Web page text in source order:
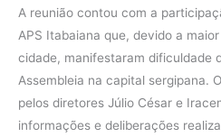
A reunião contou com a
APS Itabaiana que, devido a
cidade, manifestaram dificuldade
Assembleia na capital sergipana.
pelos diretores Júlio César e
informações e deliberações